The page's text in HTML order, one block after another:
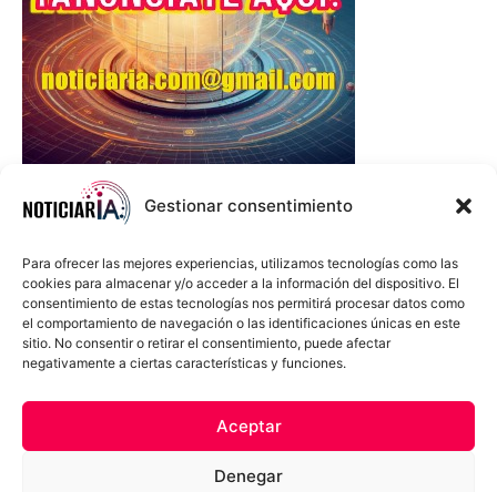
Gestionar consentimiento
Para ofrecer las mejores experiencias, utilizamos tecnologías como las
cookies para almacenar y/o acceder a la información del dispositivo. El
consentimiento de estas tecnologías nos permitirá procesar datos como
el comportamiento de navegación o las identificaciones únicas en este
sitio. No consentir o retirar el consentimiento, puede afectar
negativamente a ciertas características y funciones.
Aceptar
Denegar
Política de cookies
Términos y Condiciones
Aviso Sobre el Uso de IA
Compromiso Ético con la IA
Propiedad Intelectual